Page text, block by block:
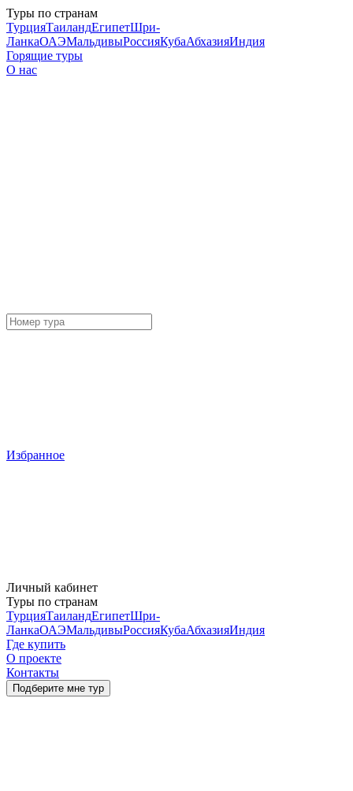
Туры по странам
ТурцияТаиландЕгипетШри-
ЛанкаОАЭМальдивыРоссияКубаАбхазияИндия
Горящие туры
О нас
Избранное
Личный кабинет
Туры по странам
ТурцияТаиландЕгипетШри-
ЛанкаОАЭМальдивыРоссияКубаАбхазияИндия
Где купить
О проекте
Контакты
Подберите мне тур